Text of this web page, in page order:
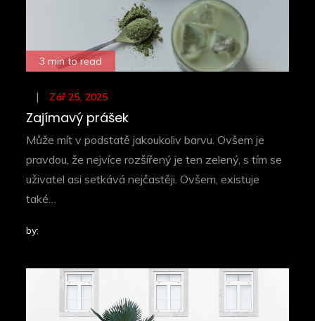
3 min to read
Posted
on
Zář 25, 2025
Zajímavý prášek
Může mít v podstatě jakoukoliv barvu. Ovšem je
pravdou, že nejvíce rozšířený je ten zelený, s tím se
uživatel asi setkává nejčastěji. Ovšem, existuje
také…
by: